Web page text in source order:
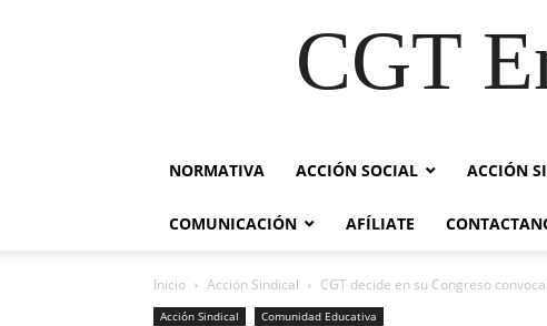
CGT
NORMATIVA ACCIÓN SOCIAL ACCIÓN
COMUNICACIÓN AFÍLIATE
Inicio Acción Sindical CGT decide en su Congreso
Acción Sindical Comunidad Educativa